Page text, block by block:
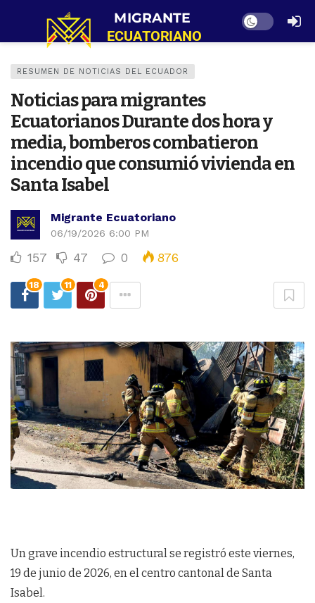
Dark mode
RESUMEN DE NOTICIAS DEL ECUADOR
Noticias para migrantes
Ecuatorianos Durante dos hora y
media, bomberos combatieron
incendio que consumió vivienda en
Santa Isabel
Migrante Ecuatoriano
06/19/2026 6:00 PM
157 47 0 876
18 11 4
Un grave incendio estructural se registró este viernes,
19 de junio de 2026, en el centro cantonal de Santa
Isabel.